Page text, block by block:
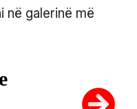
në galerinë më